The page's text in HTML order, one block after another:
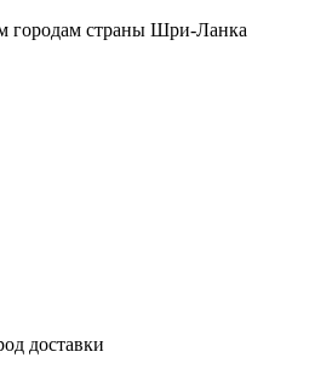
городам страны Шри-Ланка
доставки